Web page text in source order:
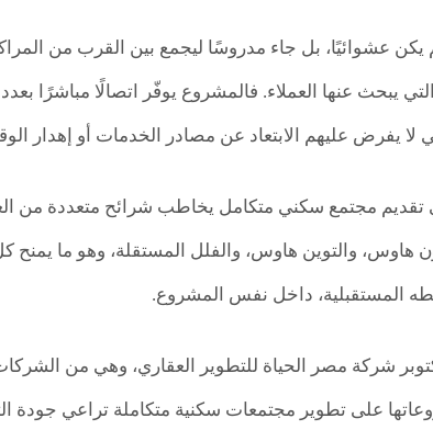
يكن عشوائيًا، بل جاء مدروسًا ليجمع بين القرب من
يبحث عنها العملاء. فالمشروع يوفّر اتصالًا مباشرًا
يفرض عليهم الابتعاد عن مصادر الخدمات أو إهدار
مجتمع سكني متكامل يخاطب شرائح متعددة من
هاوس، والتوين هاوس، والفلل المستقلة، وهو ما
المستقبلية، داخل نفس المشروع.
شركة مصر الحياة للتطوير العقاري، وهي من
على تطوير مجتمعات سكنية متكاملة تراعي جودة